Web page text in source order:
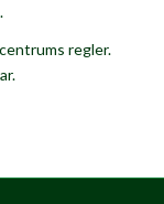
regler.